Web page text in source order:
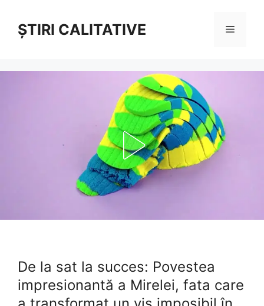
conținutȘTIRI CALITATIVE Meniu
De la sat la succes: Povestea
impresionantă a Mirelei, fata care